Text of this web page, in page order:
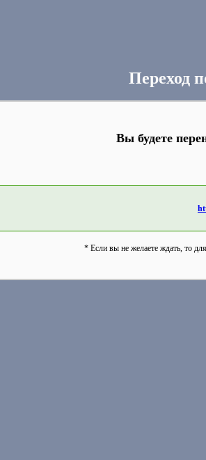
Переход
Вы будете
* Если вы не желаете ждать, то